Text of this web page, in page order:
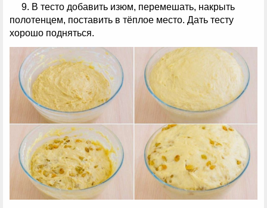
9. В тесто добавить изюм, перемешать, накрыть
полотенцем, поставить в тёплое место. Дать тесту
хорошо подняться.